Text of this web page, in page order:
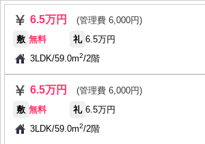
6.5万円
(管理費 6,000円)
敷 無料 礼 6.5万円
3LDK/59.0m2/2階
6.5万円
(管理費 6,000円)
敷 無料 礼 6.5万円
3LDK/59.0m2/2階